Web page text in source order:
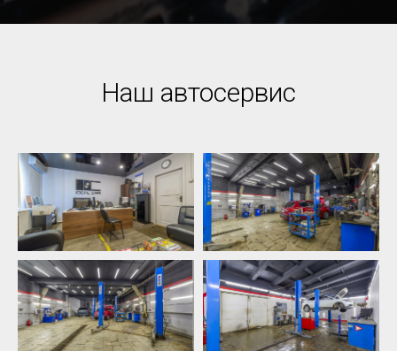
Наш автосервис